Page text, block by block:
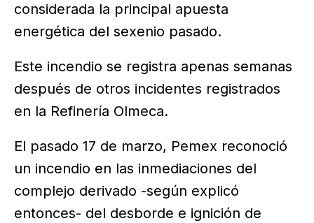
considerada la principal apuesta
energética del sexenio pasado.
Este incendio se registra apenas semanas
después de otros incidentes registrados
en la Refinería Olmeca.
El pasado 17 de marzo, Pemex reconoció
un incendio en las inmediaciones del
complejo derivado -según explicó
entonces- del desborde e ignición de